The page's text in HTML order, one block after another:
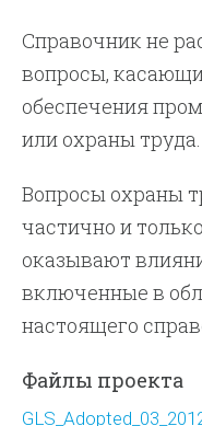
Справочник не
вопросы,
обеспечения
или охраны труда.
Вопросы охраны
частично и
оказывают
включенные в
настоящего
Файлы проекта